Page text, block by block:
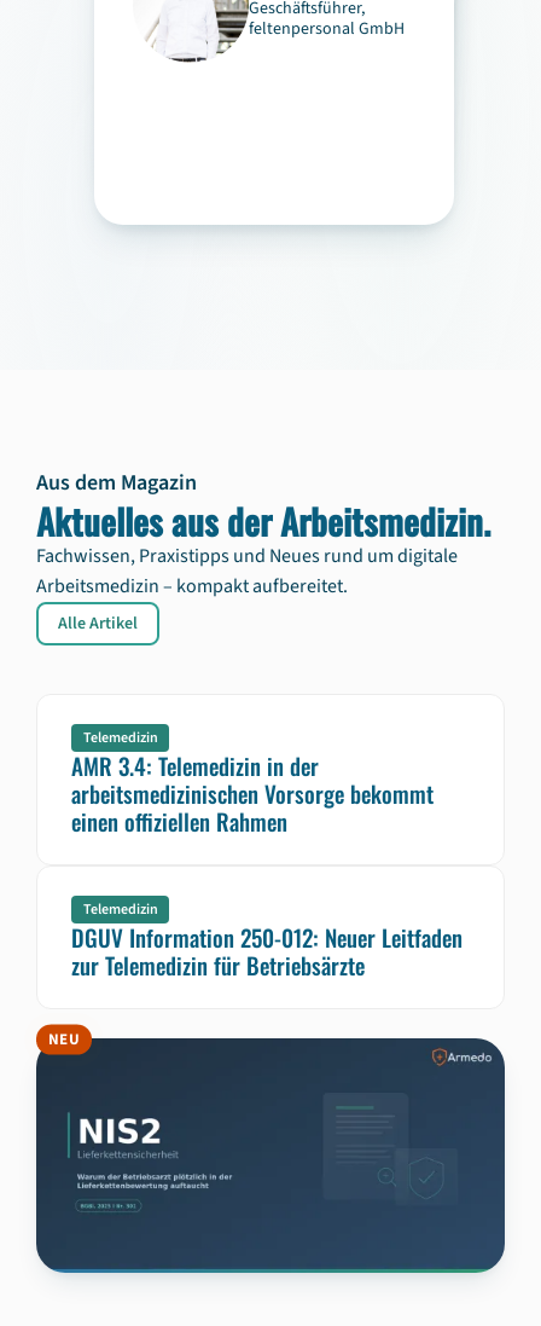
Geschäftsführer,
feltenpersonal GmbH
Aus dem Magazin
Aktuelles aus der Arbeitsmedizin.
Fachwissen, Praxistipps und Neues rund um digitale
Arbeitsmedizin – kompakt aufbereitet.
Alle Artikel
Telemedizin
AMR 3.4: Telemedizin in der
arbeitsmedizinischen Vorsorge bekommt
einen offiziellen Rahmen
Telemedizin
DGUV Information 250-012: Neuer Leitfaden
zur Telemedizin für Betriebsärzte
NEU